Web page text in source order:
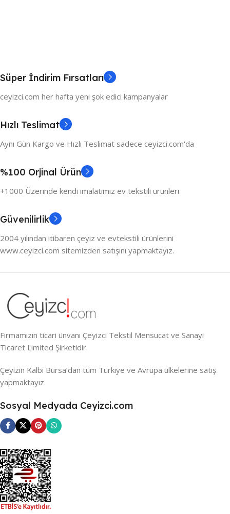
Süper İndirim Fırsatları
ceyizci.com her hafta yeni şok edici kampanyalar
Hızlı Teslimat
Aynı Gün Kargo ve Hızlı Teslimat sadece ceyizci.com'da
%100 Orjinal Ürün
+1000 Üzerinde kendi imalatımız ev tekstili ürünleri
Güvenilirlik
2004 yılından itibaren çeyiz ve evtekstili ürünlerini
www.ceyizci.com sitemizden satışını yapmaktayız.
Firmamızın ticari ünvanı Çeyizci Tekstil Mensucat ve Sanayi
Ticaret Limited Şirketidir.
Çeyizin Kalbi Bursa’dan tüm Türkiye ve Avrupa ülkelerine satış
yapmaktayız.
Sosyal Medyada Ceyizci.com